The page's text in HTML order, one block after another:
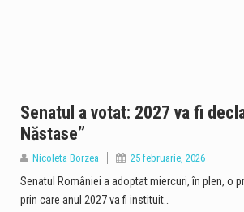
Senatul a votat: 2027 va fi
Năstase”
Nicoleta Borzea 25 februarie, 2026
Senatul României a adoptat miercuri, în plen, o
prin care anul 2027 va fi instituit…